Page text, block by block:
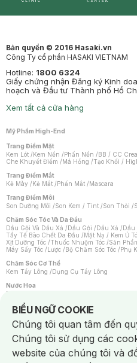
Bản quyền © 2016 Hasaki.vn
Công Ty cổ phần HASAKI VIETNAM
Hotline: 1800 6324
Giấy chứng nhận Đăng ký Kinh
hoạch và Đầu tư Thành phố Hồ
Xem tất cả cửa hàng
Mỹ Phẩm High-End
Trang Điểm Mặt
Kem Lót /Kem Nền /Phấn Nền /BB / CC
Che Khuyết Điểm /Má Hồng /Tạo Khối /
Trang Điểm Mắt
Kẻ Mày /Kẻ Mắt /Phấn Mắt /Mascara
Trang Điểm Môi
Son Dưỡng Môi /Son Kem / Tint /Son Thỏi /
Chăm Sóc Tóc Và Da Đầu
Dầu Gội Và Dầu Xả /Dầu Gội /Dầu Xả /Dầu
Tẩy Tế Bào Chết Da Đầu /Mặt Nạ / Kem Ủ
Xịt Dưỡng Tóc /Thuốc Nhuộm Tóc /Sản
Máy Sấy Tóc /Lược /Bộ Chăm Sóc Tóc /Phụ
Chăm Sóc Cơ Thể
Kem Tẩy Lông /Dụng Cụ Tẩy Lông
Nước Hoa
Nước Hoa Nữ
Chăm Sóc Cá Nhân
Chống Muỗi /Khẩu Trang /Máy Massage/
Sản Phẩm Chăm Sóc Khác /Bàn Chải Đánh
Hỗ Trợ Trắng Răng/Kem Đánh Răng /Máy
Tăm / Chỉ Nha Khoa/ Xịt Thơm Miệng /
Khăn Ướt Vệ Sinh Vùng Kín/Băng Vệ Sinh
Máy Cạo Râu
BIỂU NGỮ COOKIE
Notice about cookies usage
Chúng tôi quan tâm đến
Chúng tôi sử dụng các
website của chúng tôi và